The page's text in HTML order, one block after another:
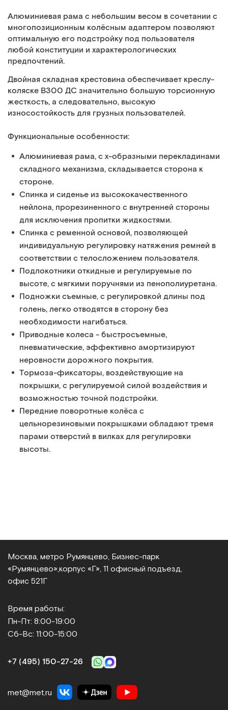
Алюминиевая рама с небольшим весом в сочетании с
многопозиционным колёсным адаптером позволяют
оптимальную его подстройку под пользователя
любой конституции и характерологических
предпочтений.
Двойная складная крестовина обеспечивает креслу-
коляске В300 ДС значительно большую торсионную
жесткость, а следовательно, высокую
износостойкость для грузных пользователей.
Функциональные особенности:
Алюминиевая рама, с х-образными перекладинами
складного механизма, складывается сторона к
стороне.
Спинка и сиденье из высококачественного
нейлона, прорезиненного с внутренней стороны
для исключения пропитки жидкостями.
Спинка с ременной основой, позволяющей
индивидуальную регулировку натяжения ремней в
соответствии с телосложением пользователя.
Подлокотники откидные и регулируемые по
высоте, с мягкими поручнями из пенополиуретана.
Подножки съемные, с регулировкой длины под
голень, легко отводятся в сторону без
необходимости нагибаться.
Приводные колеса - быстросъемные,
пневматические, эффективно амортизируют
неровности дорожного покрытия.
Тормоза-фиксаторы, воздействующие на
покрышки, с регулируемой силой воздействия и
возможностью точной подстройки.
Передние поворотные колёса с
цельнорезиновыми покрышками обладают тремя
парами отверстий в вилках для регулировки
высоты.
Москва, метро Румянцево, Бизнес‑парк
«Румянцево», корпус «Г», 11 офисный подъезд,
офис 521Г
Время работы:
Пн-Пт: 8:00-19:00
Сб-Вс: 11:00-15:00
+7 (495) 150‑27‑26
met@met.ru